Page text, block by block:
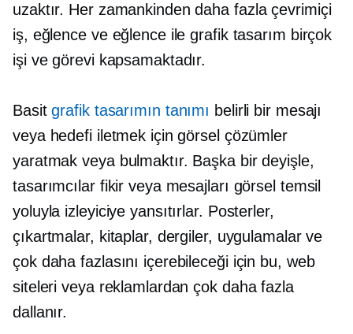
uzaktır. Her zamankinden daha fazla çevrimiçi
iş, eğlence ve eğlence ile grafik tasarım birçok
işi ve görevi kapsamaktadır.
Basitgrafik tasarımın tanımı belirli bir mesajı
veya hedefi iletmek için görsel çözümler
yaratmak veya bulmaktır. Başka bir deyişle,
tasarımcılar fikir veya mesajları görsel temsil
yoluyla izleyiciye yansıtırlar. Posterler,
çıkartmalar, kitaplar, dergiler, uygulamalar ve
çok daha fazlasını içerebileceği için bu, web
siteleri veya reklamlardan çok daha fazla
dallanır.